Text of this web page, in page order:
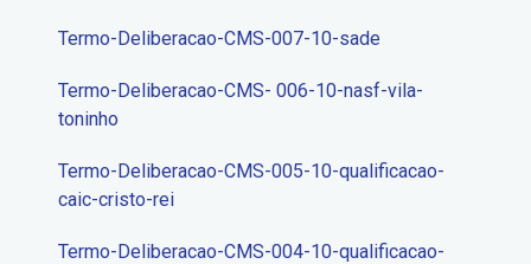
Termo-Deliberacao-CMS-007-10-sade
Termo-Deliberacao-CMS- 006-10-nasf-vila-
toninho
Termo-Deliberacao-CMS-005-10-qualificacao-
caic-cristo-rei
Termo-Deliberacao-CMS-004-10-qualificacao-